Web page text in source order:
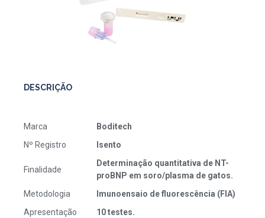
DESCRIÇÃO
Marca
Boditech
Nº Registro
Isento
Finalidade
Determinação quantitativa de NT-
proBNP em soro/plasma de gatos.
Metodologia
Imunoensaio de fluorescência (FIA)
Apresentação
10 testes.